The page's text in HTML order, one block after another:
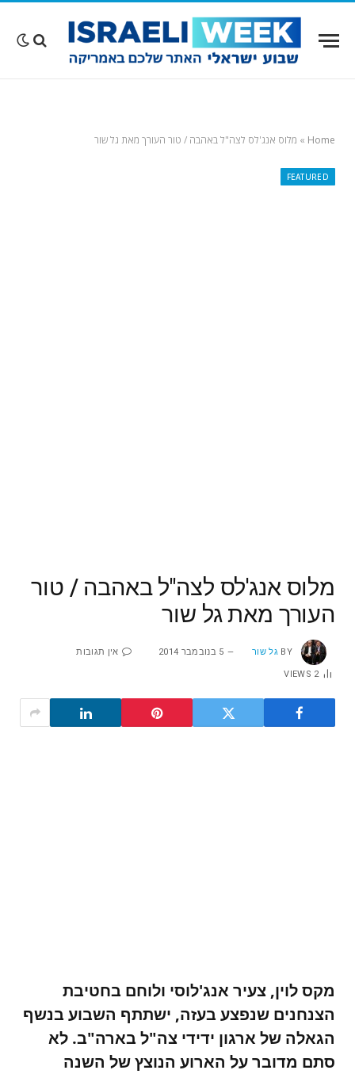
Home
» מלוס אנג'לס לצה"ל באהבה / טור העורך מאת גל שור
FEATURED
מלוס אנג'לס לצה"ל באהבה / טור
העורך מאת גל שור
BY גל שור 5 בנובמבר 2014 אין תגובות
2
VIEWS
מקס לוין, צעיר אנג'לוסי ולוחם בחטיבת
הצנחנים שנפצע בעזה, ישתתף השבוע בנשף
הגאלה של ארגון ידידי צה"ל בארה"ב. לא
סתם מדובר על הארוע הנוצץ של השנה